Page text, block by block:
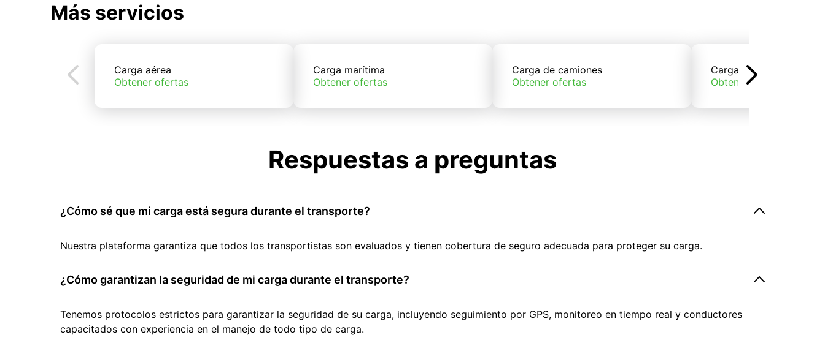
Más servicios
Carga aérea
Obtener ofertas
Carga marítima
Obtener ofertas
Carga de camiones
Obtener ofertas
Carga de trenes
Obtener ofertas
Respuestas a preguntas
¿Cómo sé que mi carga está segura durante el transporte?
Nuestra plataforma garantiza que todos los transportistas son evaluados y tienen cobertura de seguro adecuada para proteger su carga.
¿Cómo garantizan la seguridad de mi carga durante el transporte?
Tenemos protocolos estrictos para garantizar la seguridad de su carga, incluyendo seguimiento por GPS, monitoreo en tiempo real y conductores
capacitados con experiencia en el manejo de todo tipo de carga.